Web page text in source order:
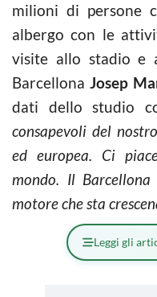
milioni di persone
albergo con le
visite allo stadio e
Barcellona Josep
dati dello studio
consapevoli del
ed europea. Ci
mondo. Il
motore che sta
Leggi gli